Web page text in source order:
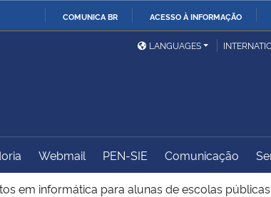
COMUNICA BR ACESSO À INFORMAÇÃO
da Defesa
Ministério das Relações
Exteriores
do
Regional
Controladoria-Geral da
União
LANGUAGES
Webmail PEN-SIE Comunicação
em informática para alunas de escolas públicas